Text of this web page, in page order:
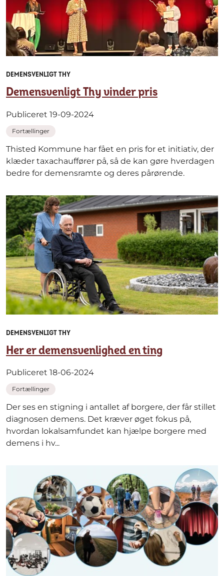
DEMENSVENLIGT THY
Demensvenligt Thy vinder pris
Publiceret 19-09-2024
Fortællinger
Thisted Kommune har fået en pris for et initiativ, der
klæder taxachauffører på, så de kan gøre hverdagen
bedre for demensramte og deres pårørende.
DEMENSVENLIGT THY
Her er demensvenlighed en ting
Publiceret 18-06-2024
Fortællinger
Der ses en stigning i antallet af borgere, der får stillet
diagnosen demens. Det kræver øget fokus på,
hvordan lokalsamfundet kan hjælpe borgere med
demens i hv...